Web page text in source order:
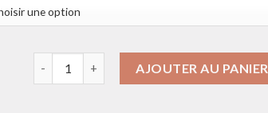
AJOUTER AU PANIER